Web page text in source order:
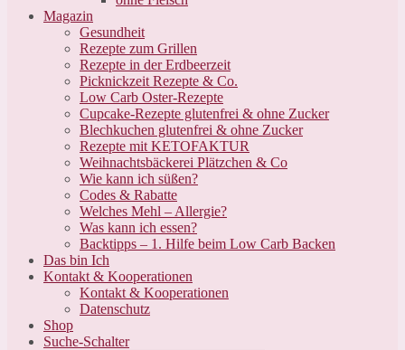
Magazin
Gesundheit
Rezepte zum Grillen
Rezepte in der Erdbeerzeit
Picknickzeit Rezepte & Co.
Low Carb Oster-Rezepte
Cupcake-Rezepte glutenfrei & ohne Zucker
Blechkuchen glutenfrei & ohne Zucker
Rezepte mit KETOFAKTUR
Weihnachtsbäckerei Plätzchen & Co
Wie kann ich süßen?
Codes & Rabatte
Welches Mehl – Allergie?
Was kann ich essen?
Backtipps – 1. Hilfe beim Low Carb Backen
Das bin Ich
Kontakt & Kooperationen
Kontakt & Kooperationen
Datenschutz
Shop
Suche-Schalter